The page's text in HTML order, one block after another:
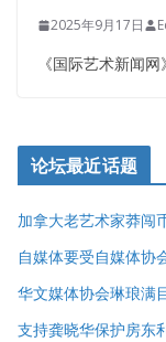
2025年9月17日
《国际艺术新闻
论坛最近话题
加拿大老艺术家莽闯
自媒体要受自媒体协
华文媒体协会琳琅满
支持龚晓华保护房东